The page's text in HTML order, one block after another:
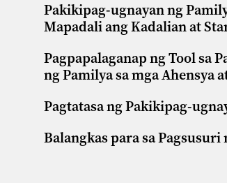
Pakikipag-ugnayan ng
Mapadali ang Kadalian at
Pagpapalaganap ng Tool sa
ng Pamilya sa mga Ahensya
Pagtatasa ng Pakikipag-
Balangkas para sa